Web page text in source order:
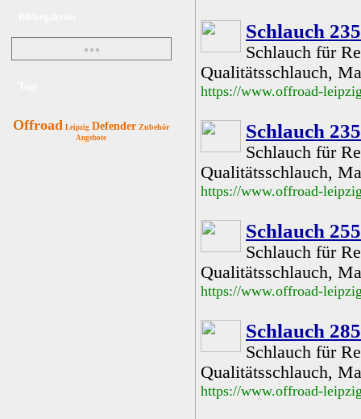
Offroad Leipzig Defender Zubehör
Angebote
Schlauch
Schlauch für
Qualitätsschlauch,
https://www.offroad-
Schlauch
Schlauch für
Qualitätsschlauch,
https://www.offroad-
Schlauch
Schlauch für
Qualitätsschlauch,
https://www.offroad-
Schlauch
Schlauch für
Qualitätsschlauch,
https://www.offroad-